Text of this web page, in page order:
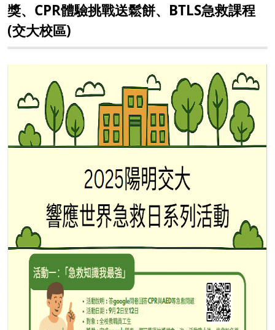
獎、CPR體驗挑戰送鬆餅、BTLS急救課程
(交大校區)